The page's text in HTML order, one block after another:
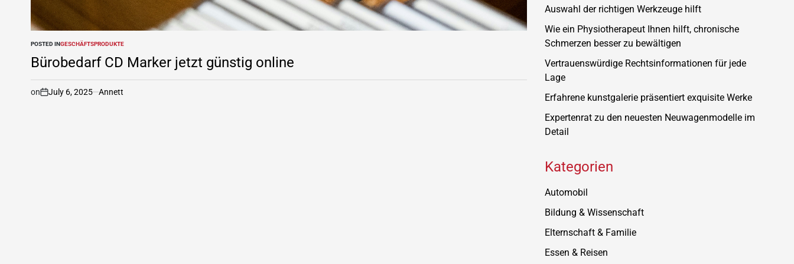
POSTED INGESCHÄFTSPRODUKTE
Bürobedarf CD Marker jetzt günstig online
on July 6, 2025 Annett
Auswahl der richtigen Werkzeuge hilft
Wie ein Physiotherapeut Ihnen hilft, chronische
Schmerzen besser zu bewältigen
Vertrauenswürdige Rechtsinformationen für jede
Lage
Erfahrene kunstgalerie präsentiert exquisite Werke
Expertenrat zu den neuesten Neuwagenmodelle im
Detail
Kategorien
Automobil
Bildung & Wissenschaft
Elternschaft & Familie
Essen & Reisen